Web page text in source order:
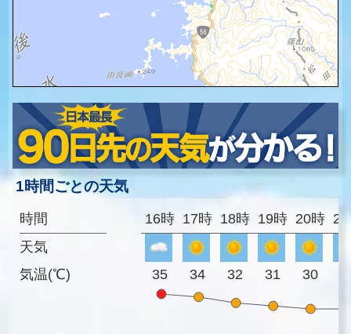
1時間ごとの天気
時間
天気
気温(℃)
16時 17時 18時 19時 20時
35 34 32 31 30